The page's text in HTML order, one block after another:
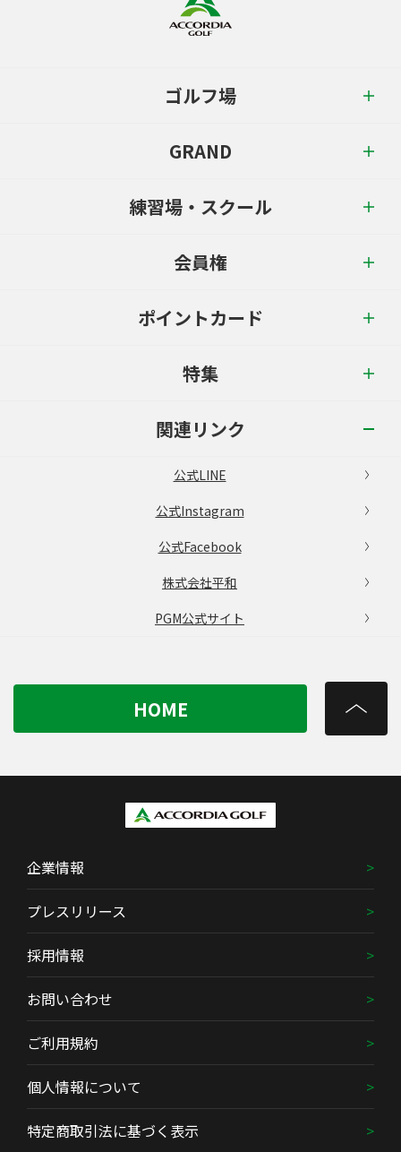
ゴルフ場
GRAND
練習場・スクール
会員権
ポイントカード
特集
関連リンク
公式LINE
公式Instagram
公式Facebook
株式会社平和
PGM公式サイト
HOME
企業情報
プレスリリース
採用情報
お問い合わせ
ご利用規約
個人情報について
特定商取引法に基づく表示